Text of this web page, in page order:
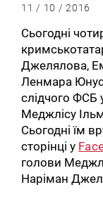
11 / 10 / 2016
Сьогодні
Джелялова,
Ленмара
слідчого ФСБ
Меджлісу
Сьогодні їм
сторінці у
голови
Наріман